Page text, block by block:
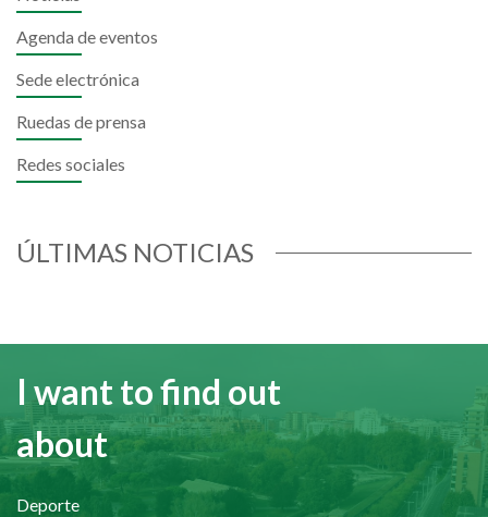
Agenda de eventos
Sede electrónica
Ruedas de prensa
Redes sociales
ÚLTIMAS NOTICIAS
I want to find out
about
Deporte